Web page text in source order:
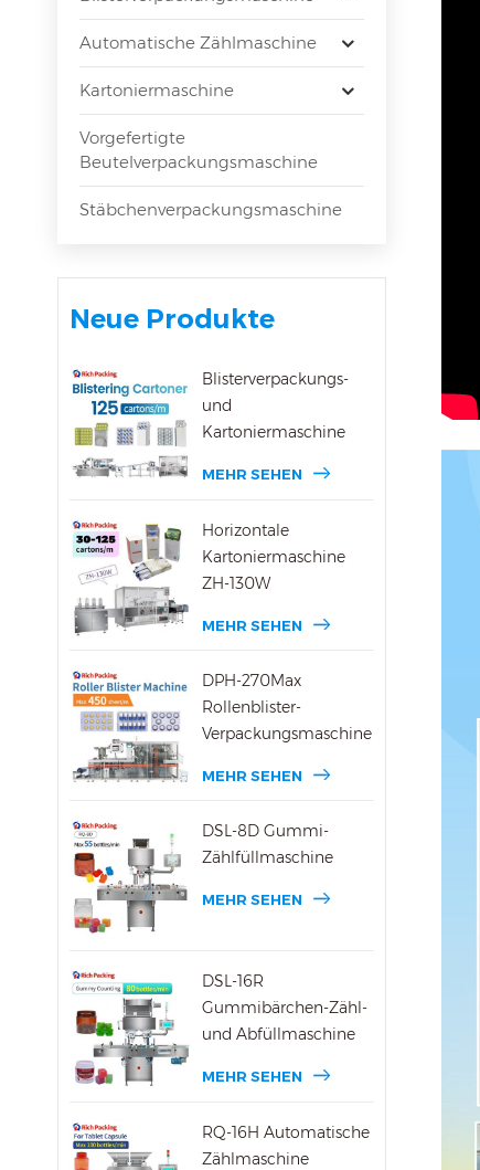
Automatische Zählmaschine
Kartoniermaschine
Vorgefertigte
Beutelverpackungsmaschine
Stäbchenverpackungsmaschine
Neue Produkte
Blisterverpackungs-
und
Kartoniermaschine
MEHR SEHEN
Horizontale
Kartoniermaschine
ZH-130W
MEHR SEHEN
DPH-270Max
Rollenblister-
Verpackungsmaschine
MEHR SEHEN
DSL-8D Gummi-
Zählfüllmaschine
MEHR SEHEN
DSL-16R
Gummibärchen-Zähl-
und Abfüllmaschine
MEHR SEHEN
RQ-16H Automatische
Zählmaschine